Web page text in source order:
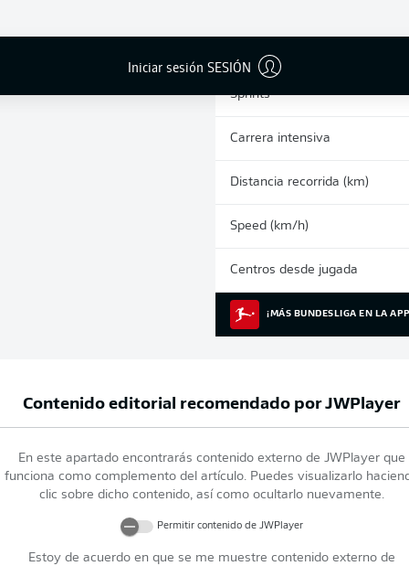
Iniciar sesión SESIÓN
Sprints
Carrera intensiva
Distancia recorrida (km)
Speed (km/h)
Centros desde jugada
¡MÁS BUNDESLIGA EN LA
Contenido editorial recomendado porJWPlayer
En este apartado encontrarás contenido externo de JWPlayer que
funciona como complemento del artículo. Puedes visualizarlo
clic sobre dicho contenido, así como ocultarlo nuevamente.
Permitir contenido de JWPlayer
Estoy de acuerdo en que se me muestre contenido externo de